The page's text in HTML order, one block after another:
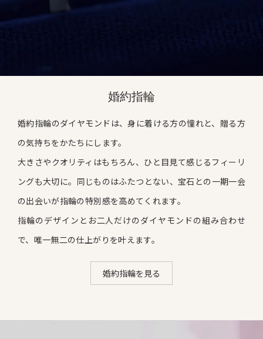
婚約指輪
婚約指輪のダイヤモンドは、身に着ける方の憧れと、贈る方
の気持ちをかたちにします。
大きさやクオリティはもちろん、ひと目見て感じるフィーリ
ングも大切に。 同じものはふたつとない、宝石との一期一会
の出会いが指輪の特別感を高めてくれます。
指輪のデザインとお二人だけのダイヤモンドの組み合わせ
で、唯一無二の仕上がりを叶えます。
婚約指輪を見る